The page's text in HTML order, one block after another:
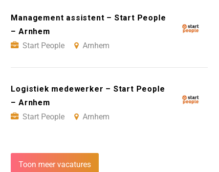
Management assistent – Start People
– Arnhem
Start People
Arnhem
Logistiek medewerker – Start People
– Arnhem
Start People
Arnhem
Toon meer vacatures